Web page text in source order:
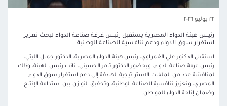
٢٢ يوليو ٢٠٢٦
رئيس هيئة الدواء المصرية يستقبل رئيس غرفة صناعة الدواء لبحث تعزيز
استقرار سوق الدواء ودعم تنافسية الصناعة الوطنية
استقبل الدكتور علي الغمراوي، رئيس هيئة الدواء المصرية، الدكتور جمال الليثي،
رئيس غرفة صناعة الدواء، وبحضور الدكتور تامر الحسينى، نائب رئيس الهيئة، وذلك
لمناقشة عدد من الملفات الاستراتيجية الهادفة إلى دعم استقرار سوق الدواء
المصري، وتعزيز تنافسية الصناعة الوطنية، وتحقيق التوازن بين استدامة الإنتاج
وضمان إتاحة الدواء للمواطن.